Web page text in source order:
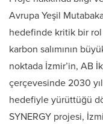
Avrupa Yeşil
hedefinde kritik bir
karbon salımının
noktada İzmir’in, AB
çerçevesinde 2030
hedefiyle yürüttüğü
SYNERGY projesi,